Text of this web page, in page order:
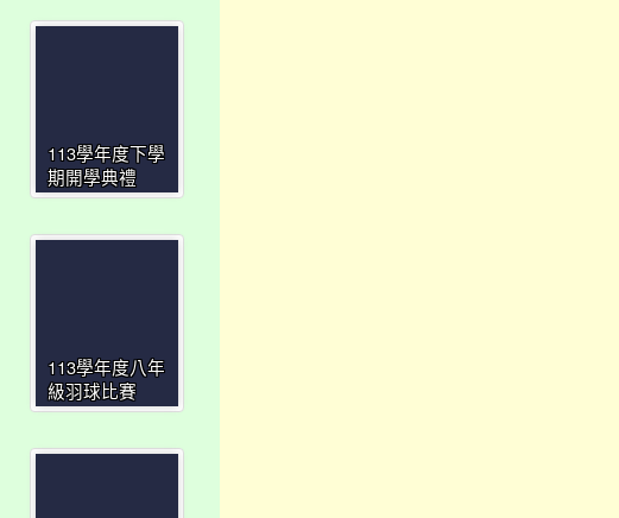
113學年度下學
期開學典禮
113學年度八年
級羽球比賽